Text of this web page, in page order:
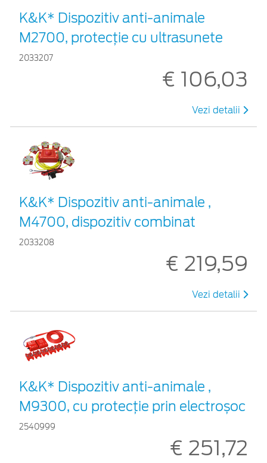
K&K* Dispozitiv anti-animale
M2700, protecție cu ultrasunete
2033207
€ 106,03
Vezi detalii
K&K* Dispozitiv anti-animale ,
M4700, dispozitiv combinat
2033208
€ 219,59
Vezi detalii
K&K* Dispozitiv anti-animale ,
M9300, cu protecție prin electroșoc
2540999
€ 251,72